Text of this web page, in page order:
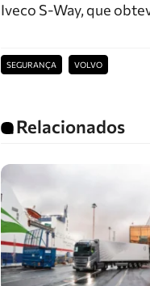
Iveco S-Way, que
SEGURANÇA VOLVO
Relacionados